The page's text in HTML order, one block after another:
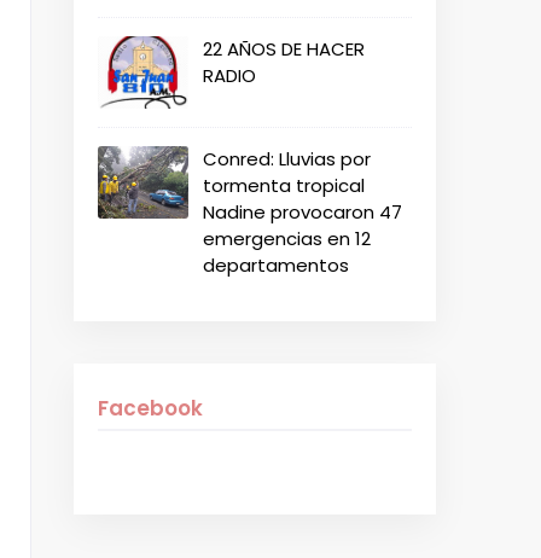
22 AÑOS DE HACER
RADIO
Conred: Lluvias por
tormenta tropical
Nadine provocaron 47
emergencias en 12
departamentos
Facebook